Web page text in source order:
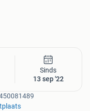
Sinds
13 sep '22